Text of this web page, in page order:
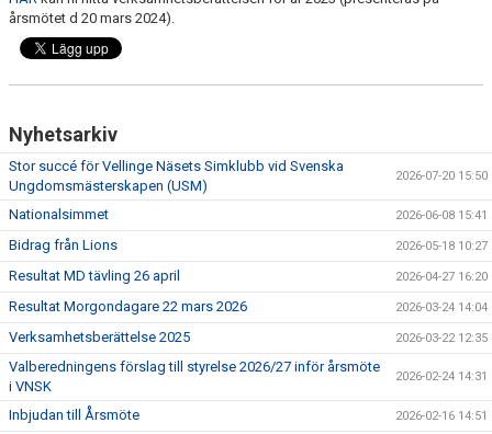
DOKUMENT
årsmötet d 20 mars 2024).
Nyhetsarkiv
Stor succé för Vellinge Näsets Simklubb vid Svenska
Ungdomsmästerskapen (USM)
2026-07-20 15:50
Nationalsimmet 2026-06-08 15:41
Bidrag från Lions 2026-05-18 10:27
Resultat MD tävling 26 april 2026-04-27 16:20
Resultat Morgondagare 22 mars 2026 2026-03-24 14:04
Verksamhetsberättelse 2025 2026-03-22 12:35
Valberedningens förslag till styrelse 2026/27 inför årsmöte
i VNSK
2026-02-24 14:31
Inbjudan till Årsmöte 2026-02-16 14:51